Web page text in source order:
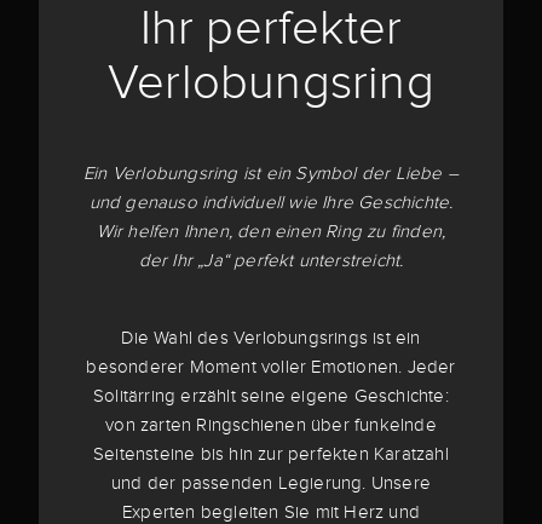
Ihr perfekter
Verlobungsring
Ein Verlobungsring ist ein Symbol der Liebe –
und genauso individuell wie Ihre Geschichte.
Wir helfen Ihnen, den einen Ring zu finden,
der Ihr „Ja“ perfekt unterstreicht.
Die Wahl des Verlobungsrings ist ein
besonderer Moment voller Emotionen. Jeder
Solitärring erzählt seine eigene Geschichte:
von zarten Ringschienen über funkelnde
Seitensteine bis hin zur perfekten Karatzahl
und der passenden Legierung. Unsere
Experten begleiten Sie mit Herz und